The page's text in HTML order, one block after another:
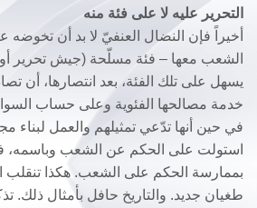
التحرير عليه لا على فئة منه
أخيراً فإن النضال العنفيّ لا بد أن
الشعب معها – فئة مسلّحة (جيش تحرير أو
يسهل على تلك الفئة، بعد انتصارها، أن
خدمة مصالحها الفئوية وعلى حساب
في حين أنها تدّعي تمثيلهم والعمل لبناء
استولت على الحكم عن الشعب وباسمه،
بممارسة الحكم على الشعب. هكذا تنقلب
طغيان جديد. والتاريخ حافل بأمثال ذلك.